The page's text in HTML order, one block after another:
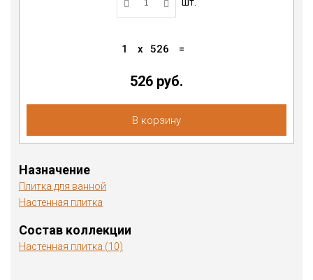
1 x 526 =
526 руб.
В корзину
Назначение
Плитка для ванной
Настенная плитка
Состав коллекции
Настенная плитка (10)